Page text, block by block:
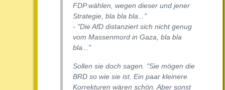
FDP wählen, wegen dieser und jener
Strategie, bla bla bla..."
- "Die AfD distanziert sich nicht genug
vom Massenmord in Gaza, bla bla
bla..."
Sollen sie doch sagen. "Sie mögen die
BRD so wie sie ist. Ein paar kleinere
Korrekturen wären schön. Aber sonst